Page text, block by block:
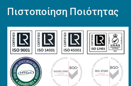
Πιστοποίηση Ποιότητας